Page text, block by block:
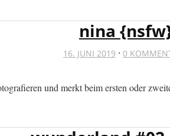
nina
16. JUNI 2019 · 0
und merkt beim ersten oder